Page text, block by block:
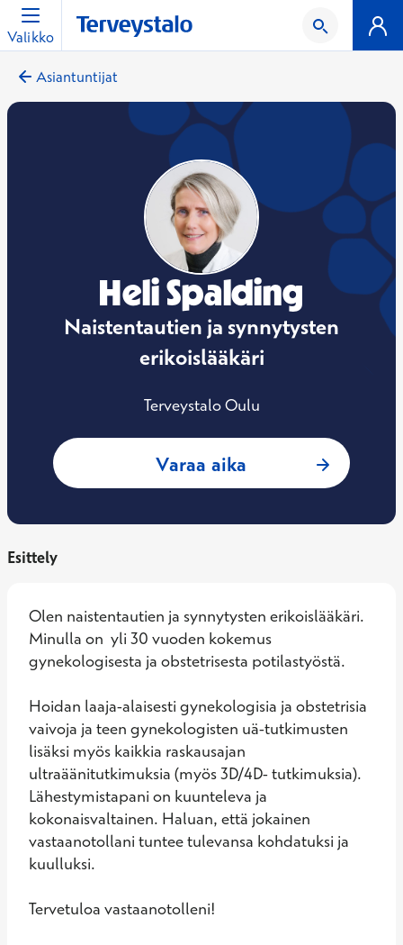
Valikko
Asiantuntijat
Heli Spalding
Naistentautien ja synnytysten
erikoislääkäri
Terveystalo Oulu
Varaa aika : Heli Spalding,
Esittely
Olen naistentautien ja synnytysten erikoislääkäri.
Minulla on  yli 30 vuoden kokemus
gynekologisesta ja obstetrisesta potilastyöstä.
Hoidan laaja-alaisesti gynekologisia ja obstetrisia
vaivoja ja teen gynekologisten uä-tutkimusten
lisäksi myös kaikkia raskausajan
ultraäänitutkimuksia (myös 3D/4D- tutkimuksia).
Lähestymistapani on kuunteleva ja
kokonaisvaltainen. Haluan, että jokainen
vastaanotollani tuntee tulevansa kohdatuksi ja
kuulluksi.
Tervetuloa vastaanotolleni!